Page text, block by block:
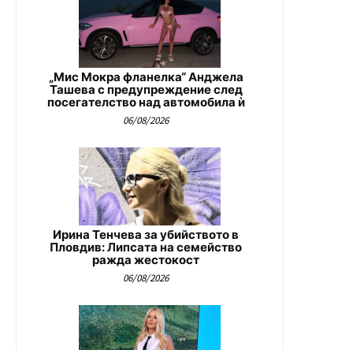
„Мис Мокра фланелка“ Анджела
Ташева с предупреждение след
посегателство над автомобила ѝ
06/08/2026
Ирина Тенчева за убийството в
Пловдив: Липсата на семейство
ражда жестокост
06/08/2026